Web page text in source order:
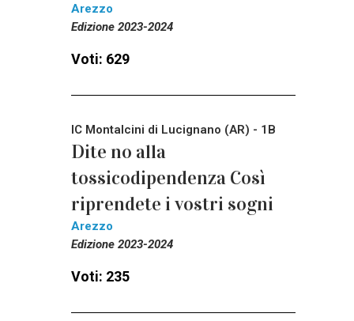
Arezzo
Edizione 2023-2024
Voti: 629
IC Montalcini di Lucignano (AR) - 1B
Dite no alla
tossicodipendenza Così
riprendete i vostri sogni
Arezzo
Edizione 2023-2024
Voti: 235